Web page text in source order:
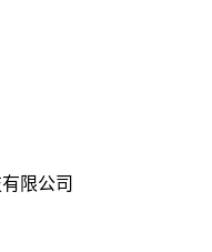
限公司